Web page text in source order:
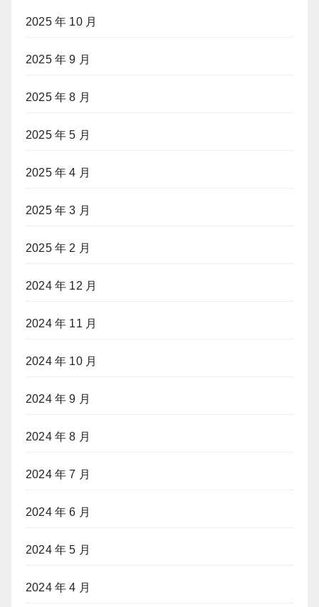
2025 年 10 月
2025 年 9 月
2025 年 8 月
2025 年 5 月
2025 年 4 月
2025 年 3 月
2025 年 2 月
2024 年 12 月
2024 年 11 月
2024 年 10 月
2024 年 9 月
2024 年 8 月
2024 年 7 月
2024 年 6 月
2024 年 5 月
2024 年 4 月